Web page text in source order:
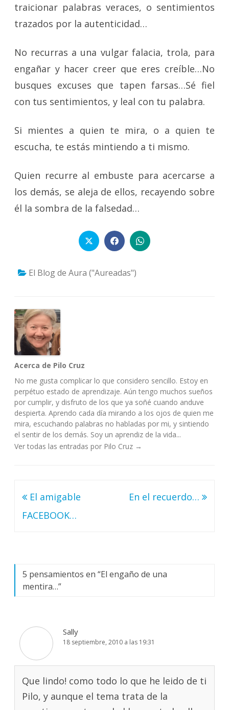
traicionar palabras veraces, o sentimientos
trazados por la autenticidad…
No recurras a una vulgar falacia, trola, para
engañar y hacer creer que eres creíble…No
busques excuses que tapen farsas…Sé fiel
con tus sentimientos, y leal con tu palabra.
Si mientes a quien te mira, o a quien te
escucha, te estás mintiendo a ti mismo.
Quien recurre al embuste para acercarse a
los demás, se aleja de ellos, recayendo sobre
él la sombra de la falsedad…
El Blog de Aura ("Aureadas")
Acerca de Pilo Cruz
No me gusta complicar lo que considero sencillo. Estoy en
perpétuo estado de aprendizaje. Aún tengo muchos sueños
por cumplir, y disfruto de los que ya soñé cuando anduve
despierta. Aprendo cada día mirando a los ojos de quien me
mira, escuchando palabras no habladas por mi, y sintiendo
el sentir de los demás. Soy un aprendiz de la vida...
Ver todas las entradas por Pilo Cruz →
Navegación
de
El amigable
FACEBOOK…
En el recuerdo…
5 pensamientos en “El engaño de una
mentira…”
Sally
18 septiembre, 2010 a las 19:31
Que lindo! como todo lo que he leido de ti
Pilo, y aunque el tema trata de la